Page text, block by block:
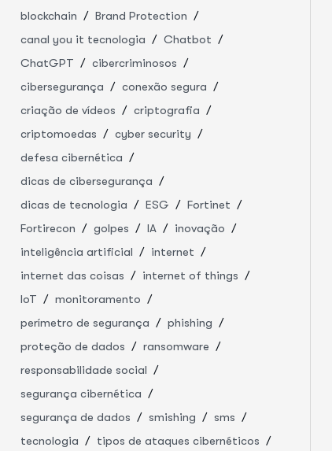
blockchain
Brand Protection
canal you it tecnologia
Chatbot
ChatGPT
cibercriminosos
cibersegurança
conexão segura
criação de vídeos
criptografia
criptomoedas
cyber security
defesa cibernética
dicas de cibersegurança
dicas de tecnologia
ESG
Fortinet
Fortirecon
golpes IA
inovação
inteligência artificial
internet
internet das coisas
internet of things
IoT
monitoramento
perímetro de segurança
phishing
proteção de dados
ransomware
responsabilidade social
segurança cibernética
segurança de dados
smishing
sms
tecnologia
tipos de ataques cibernéticos